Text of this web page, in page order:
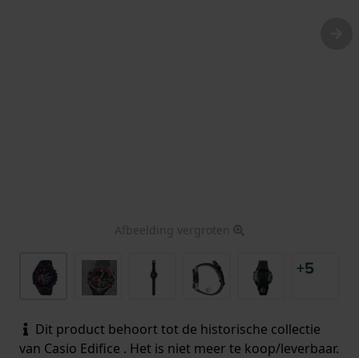
Afbeelding vergroten
+5
Dit product behoort tot de historische collectie
van Casio Edifice . Het is niet meer te koop/leverbaar.